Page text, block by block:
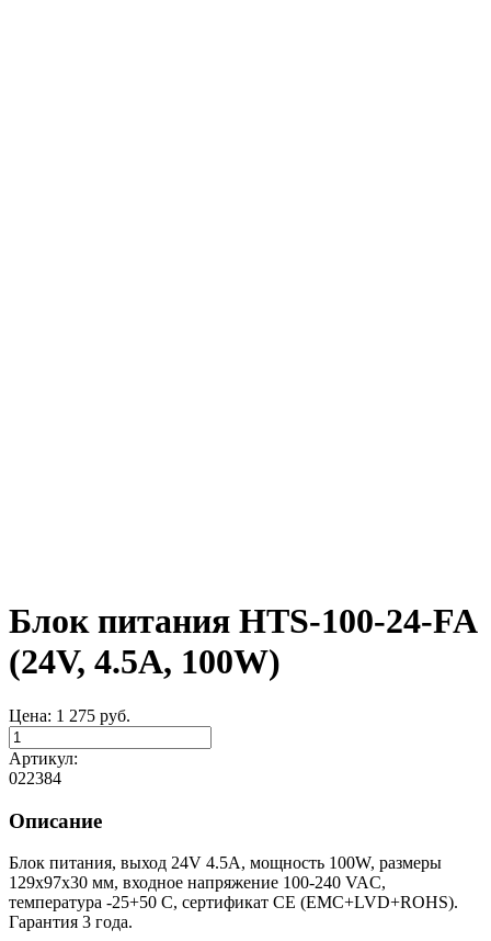
Блок питания HTS-100-24-FA
(24V, 4.5A, 100W)
Цена: 1 275 руб.
Артикул:
022384
Описание
Блок питания, выход 24V 4.5А, мощность 100W, размеры
129x97x30 мм, входное напряжение 100-240 VAC,
температура -25+50 С, сертификат CE (EMC+LVD+ROHS).
Гарантия 3 года.